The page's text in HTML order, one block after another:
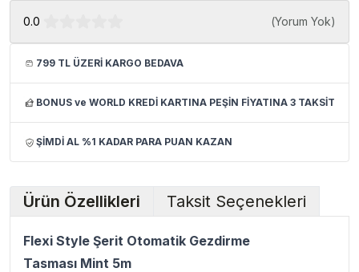
0.0 (Yorum Yok)
799 TL ÜZERİ KARGO BEDAVA
BONUS ve WORLD KREDİ KARTINA PEŞİN FİYATINA 3 TAKSİT
ŞİMDİ AL %1 KADAR PARA PUAN KAZAN
Ürün Özellikleri Taksit Seçenekleri
Flexi Style Şerit Otomatik Gezdirme
Tasması Mint 5m